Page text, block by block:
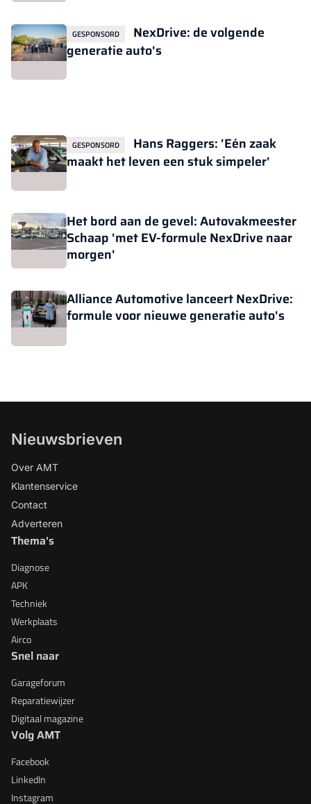
GESPONSORD
NexDrive: de volgende
generatie auto's
GESPONSORD
Hans Raggers: 'Eén zaak
maakt het leven een stuk simpeler'
Het bord aan de gevel: Autovakmeester
Schaap 'met EV-formule NexDrive naar
morgen'
Alliance Automotive lanceert NexDrive:
formule voor nieuwe generatie auto's
Nieuwsbrieven
Over AMT
Klantenservice
Contact
Adverteren
Thema's
Diagnose
APK
Techniek
Werkplaats
Airco
Snel naar
Garageforum
Reparatiewijzer
Digitaal magazine
Volg AMT
Facebook
LinkedIn
Instagram